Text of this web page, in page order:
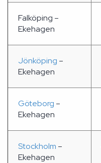
Falköping –
Ekehagen
Jönköping –
Ekehagen
Göteborg –
Ekehagen
Stockholm –
Ekehagen